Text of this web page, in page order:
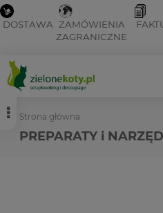
DOSTAWA ZAMÓWIENIA
ZAGRANICZNE
Strona główna
PREPARATY i